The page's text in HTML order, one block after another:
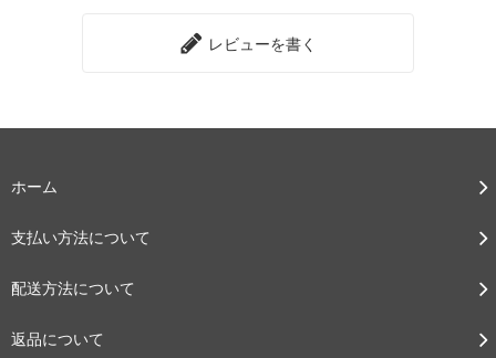
レビューを書く
ホーム
支払い方法について
配送方法について
返品について